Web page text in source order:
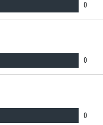
0
0
0